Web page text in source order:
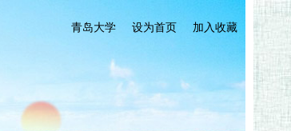
加入收藏
设为首页
青岛大学